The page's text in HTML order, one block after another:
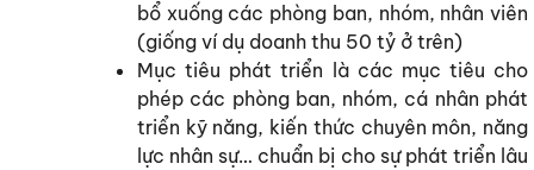
bổ xuống các phòng ban, nhóm, nhân viên
(giống ví dụ doanh thu 50 tỷ ở trên)
Mục tiêu phát triển là các mục tiêu cho
phép các phòng ban, nhóm, cá nhân phát
triển kỹ năng, kiến thức chuyên môn, năng
lực nhân sự… chuẩn bị cho sự phát triển lâu